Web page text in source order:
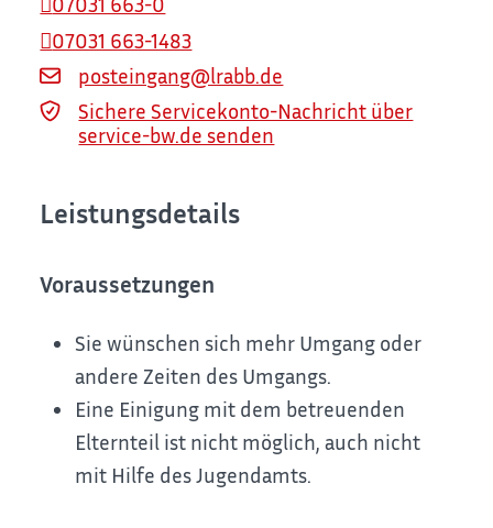
07031 663-1483
posteingang@lrabb.de
Sichere Servicekonto-Nachricht über
service-bw.de senden
Leistungsdetails
Voraussetzungen
Sie wünschen sich mehr Umgang oder
andere Zeiten des Umgangs.
Eine Einigung mit dem betreuenden
Elternteil ist nicht möglich, auch nicht
mit Hilfe des Jugendamts.